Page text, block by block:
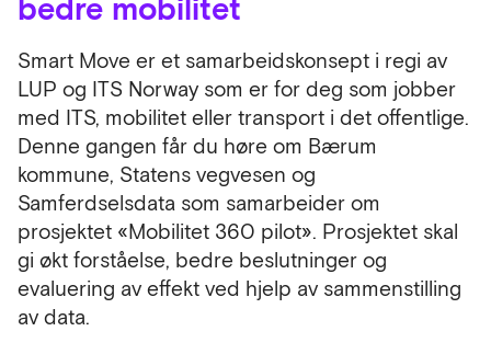
Smart Move er et samarbeidskonsept i regi av
LUP og ITS Norway som er for deg som jobber
med ITS, mobilitet eller transport i det offentlige.
Denne gangen får du høre om Bærum
kommune, Statens vegvesen og
Samferdselsdata som samarbeider om
prosjektet «Mobilitet 360 pilot». Prosjektet skal
gi økt forståelse, bedre beslutninger og
evaluering av effekt ved hjelp av sammenstilling
av data.